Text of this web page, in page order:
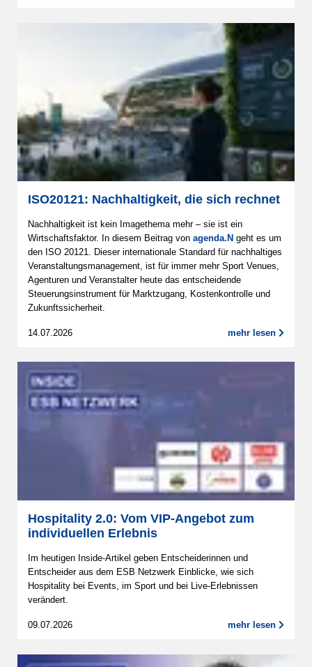
ISO20121: Nachhaltigkeit, die sich rechnet
Nachhaltigkeit ist kein Imagethema mehr – sie ist ein
Wirtschaftsfaktor. In diesem Beitrag von agenda.N geht es um
den ISO 20121. Dieser internationale Standard für nachhaltiges
Veranstaltungsmanagement, ist für immer mehr Sport Venues,
Agenturen und Veranstalter heute das entscheidende
Steuerungsinstrument für Marktzugang, Kostenkontrolle und
Zukunftssicherheit.
14.07.2026 mehr lesen
Hospitality 2.0: Vom VIP-Angebot zum
individuellen Erlebnis
Im heutigen Inside-Artikel geben Entscheiderinnen und
Entscheider aus dem ESB Netzwerk Einblicke, wie sich
Hospitality bei Events, im Sport und bei Live-Erlebnissen
verändert.
09.07.2026 mehr lesen